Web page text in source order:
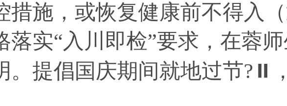
措施，或恢复健康前不得入
落实“入川即检”要求，在蓉
。提倡国庆期间就地过节?⏸